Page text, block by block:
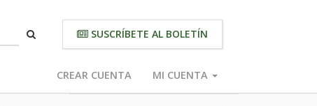
SUSCRÍBETE AL BOLETÍN
CREAR CUENTA MI CUENTA